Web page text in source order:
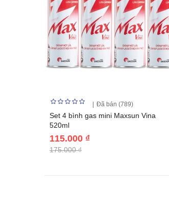
Đã bán (789)
Set 4 bình gas mini Maxsun Vina
520ml
115.000 ₫
175.000 ₫